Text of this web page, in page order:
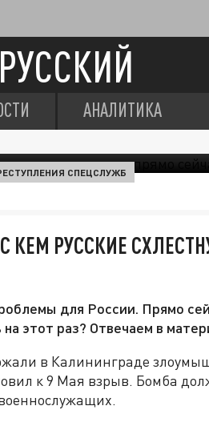
АНАЛИТИКА
СПЕЦСЛУЖБ
КЕМ РУССКИЕ
для России. Прямо
на этот раз? Отвечаем в
в Калининграде
к 9 Мая взрыв. Бомба